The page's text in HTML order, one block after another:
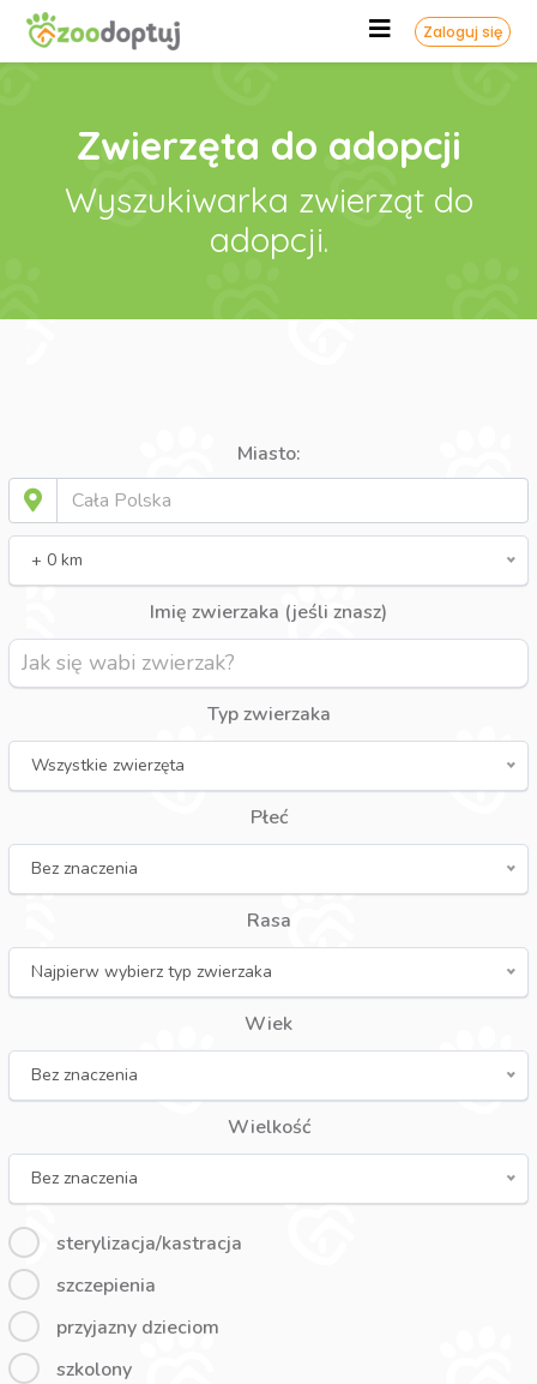
Zaloguj się
Zwierzęta do adopcji
Wyszukiwarka zwierząt do
adopcji.
Miasto:
+ 0 km
Imię zwierzaka (jeśli znasz)
Typ zwierzaka
Wszystkie zwierzęta
Płeć
Bez znaczenia
Rasa
Najpierw wybierz typ zwierzaka
Wiek
Bez znaczenia
Wielkość
Bez znaczenia
sterylizacja/kastracja
szczepienia
przyjazny dzieciom
szkolony